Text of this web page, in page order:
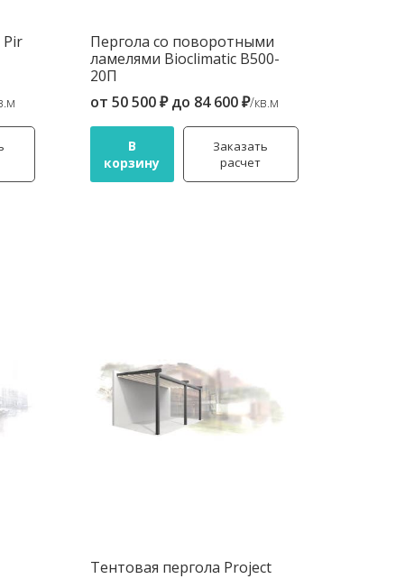
Pir
Пергола со поворотными
ламелями Bioclimatic B500-
20П
от 50 500 ₽до 84 600 ₽/кв.м
В
корзину
Заказать
расчет
Тентовая пергола Project